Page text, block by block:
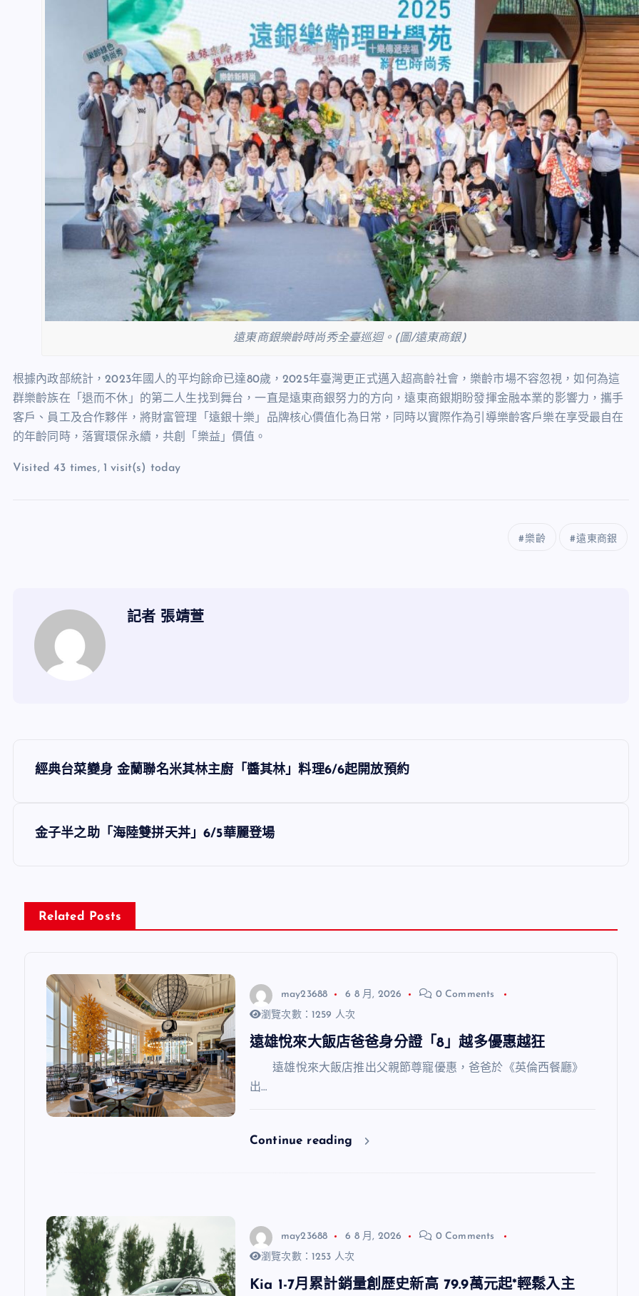
遠東商銀樂齡時尚秀全臺巡迴。(圖/遠東商銀)
根據內政部統計，2023年國人的平均餘命已達80歲，2025年臺灣更正式邁入超高齡社會，樂齡市場不容忽視，如何為這
群樂齡族在「退而不休」的第二人生找到舞台，一直是遠東商銀努力的方向，遠東商銀期盼發揮金融本業的影響力，攜手
客戶、員工及合作夥伴，將財富管理「遠銀十樂」品牌核心價值化為日常，同時以實際作為引導樂齡客戶樂在享受最自在
的年齡同時，落實環保永續，共創「樂益」價值。
Visited 43 times, 1 visit(s) today
樂齡 遠東商銀
記者 張靖萱
文
導
經典台菜變身 金蘭聯名米其林主廚「醬其林」料理6/6起開放預約
金子半之助「海陸雙拼天丼」6/5華麗登場
Related Posts
may23688 6 8 月, 2026
0 Comments
瀏覽次數：1259 人次
遠雄悅來大飯店爸爸身分證「8」越多優惠越狂
遠雄悅來大飯店推出父親節尊寵優惠，爸爸於《英倫西餐廳》
出…
Continue reading
may23688 6 8 月, 2026
0 Comments
瀏覽次數：1253 人次
Kia 1-7月累計銷量創歷史新高 79.9萬元起*輕鬆入主